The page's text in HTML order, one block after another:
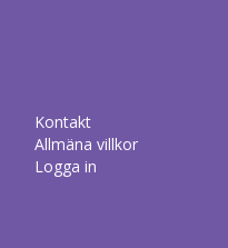
Kontakt
Allmäna villkor
Logga in